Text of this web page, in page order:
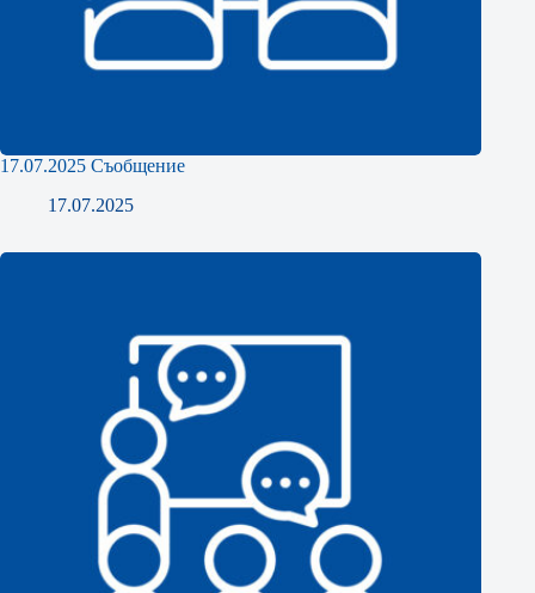
17.07.2025 Съобщение
17.07.2025